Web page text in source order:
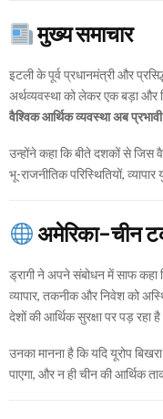
मुख्य समाचार
इटली के पूर्व प्रधानमंत्री और
अर्थव्यवस्था को लेकर एक बड़ा और
वैश्विक आर्थिक व्यवस्था अब
उन्होंने कहा कि बीते दशकों से जिस
भू-राजनीतिक परिस्थितियों,
अमेरिका-चीन
ड्रागी ने अपने संबोधन में साफ कहा
व्यापार, तकनीक और निवेश को
देशों की आर्थिक सुरक्षा पर पड़ रहा
उनका मानना है कि यदि यूरोप
पाएगा, और न ही चीन की आर्थिक